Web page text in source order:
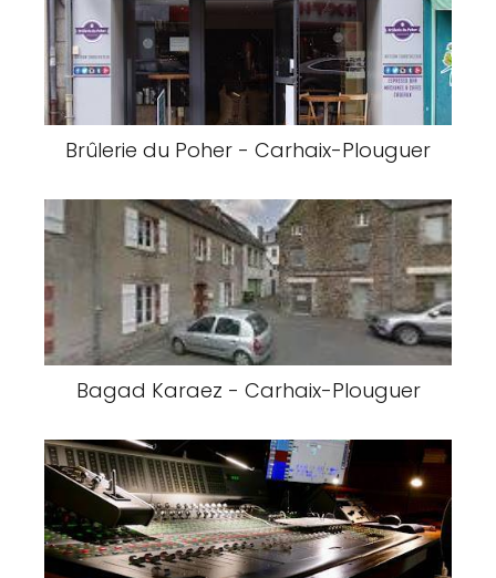
Brûlerie du Poher - Carhaix-Plouguer
Bagad Karaez - Carhaix-Plouguer